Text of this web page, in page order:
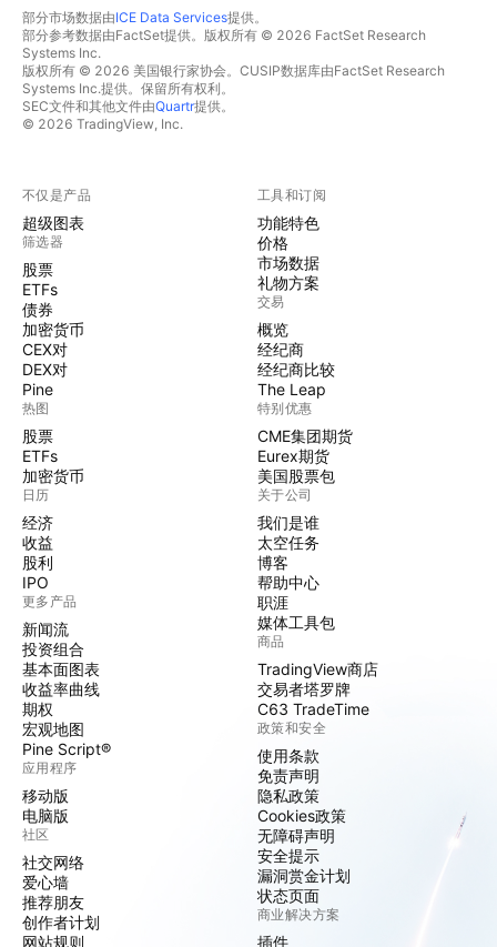
部分市场数据由ICE Data Services提供。
部分参考数据由FactSet提供。版权所有 © 2026 FactSet Research
Systems Inc.
版权所有 © 2026 美国银行家协会。CUSIP数据库由FactSet Research
Systems Inc.提供。保留所有权利。
SEC文件和其他文件由Quartr提供。
© 2026 TradingView, Inc.
不仅是产品
超级图表
筛选器
股票
ETFs
债券
加密货币
CEX对
DEX对
Pine
热图
股票
ETFs
加密货币
日历
经济
收益
股利
IPO
更多产品
新闻流
投资组合
基本面图表
收益率曲线
期权
宏观地图
Pine Script®
应用程序
移动版
电脑版
社区
社交网络
爱心墙
推荐朋友
创作者计划
网站规则
工具和订阅
功能特色
价格
市场数据
礼物方案
交易
概览
经纪商
经纪商比较
The Leap
特别优惠
CME集团期货
Eurex期货
美国股票包
关于公司
我们是谁
太空任务
博客
帮助中心
职涯
媒体工具包
商品
TradingView商店
交易者塔罗牌
C63 TradeTime
政策和安全
使用条款
免责声明
隐私政策
Cookies政策
无障碍声明
安全提示
漏洞赏金计划
状态页面
商业解决方案
插件